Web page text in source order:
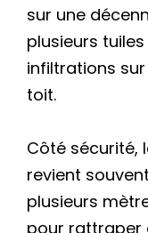
sur une
plusieurs
infiltrations
toit.
Côté sécurité,
revient
plusieurs
pour rattraper